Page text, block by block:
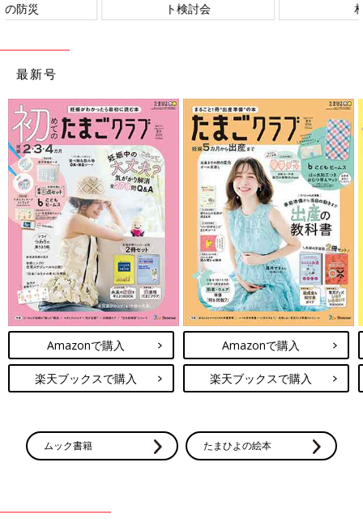
最新号
Amazonで購入
楽天ブックスで購入
Amazonで購入
楽天ブックスで購入
ムック書籍 たまひよの絵本